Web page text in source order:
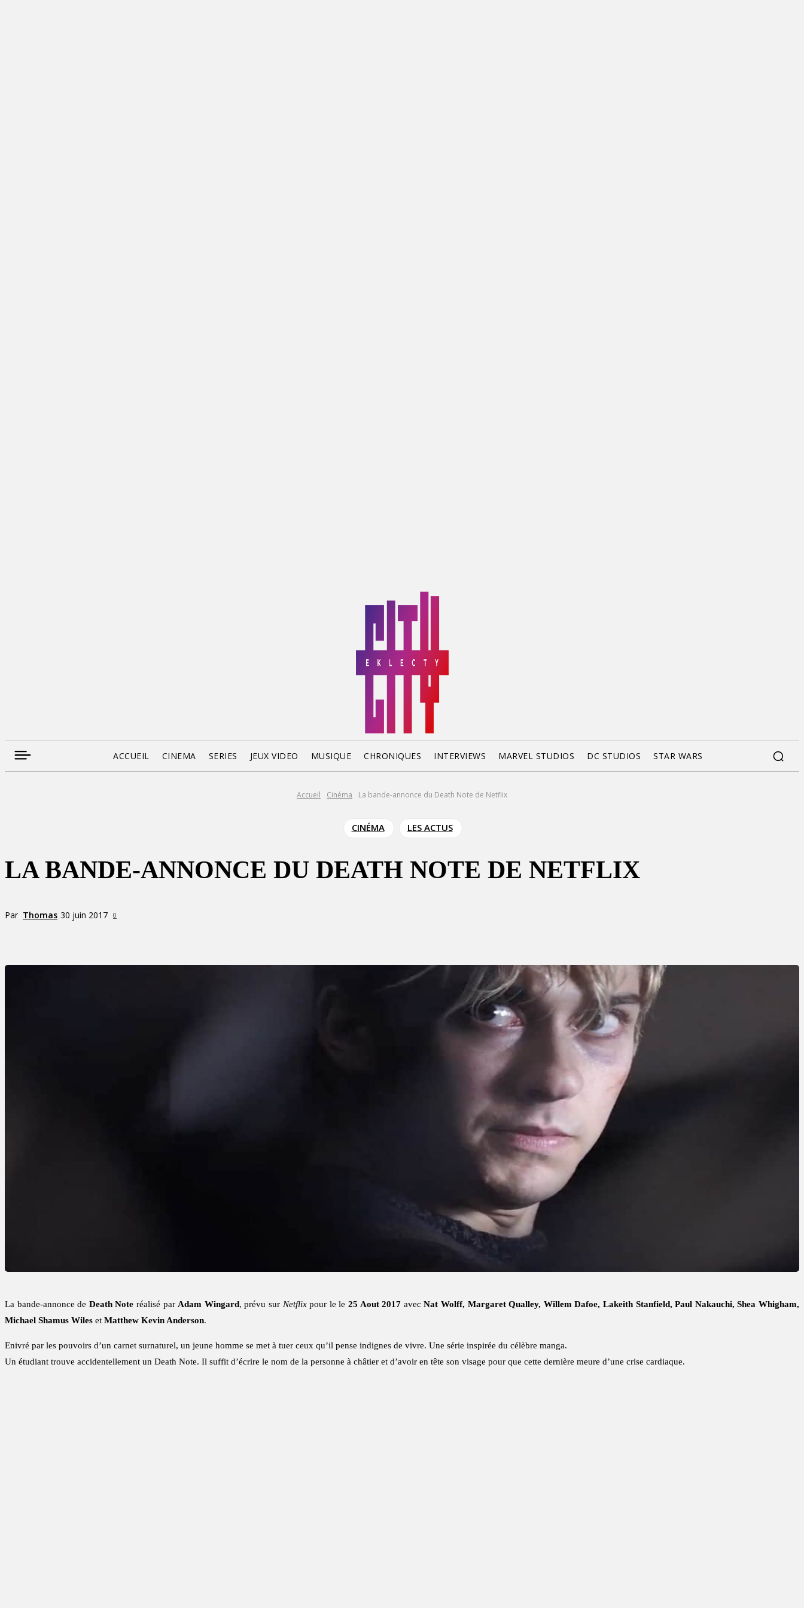
ACCUEIL CINEMA SERIES JEUX VIDEO MUSIQUE CHRONIQUES INTERVIEWS MARVEL STUDIOS DC STUDIOS STAR WARS
Accueil Cinéma La bande-annonce du Death Note de Netflix
CINÉMA LES ACTUS
LA BANDE-ANNONCE DU DEATH NOTE DE NETFLIX
Par Thomas 30 juin 2017 0
La bande-annonce de Death Note réalisé par Adam Wingard, prévu sur Netflixpour le le25 Aout 2017 avecNat Wolff, Margaret Qualley, Willem Dafoe, Lakeith Stanfield, Paul Nakauchi, Shea Whigham,
Michael Shamus Wiles et Matthew Kevin Anderson.
Enivré par les pouvoirs d’un carnet surnaturel, un jeune homme se met à tuer ceux qu’il pense indignes de vivre. Une série inspirée du célèbre manga.
Un étudiant trouve accidentellement un Death Note. Il suffit d’écrire le nom de la personne à châtier et d’avoir en tête son visage pour que cette dernière meure d’une crise cardiaque.